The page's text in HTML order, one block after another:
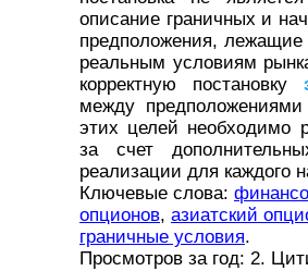
описание граничных и
предположения, лежащие
реальным условиям
корректную постановку
между
этих целей необходимо
за счет
реализации для каждого
Ключевые слова:
опционов, азиатский
граничные условия.
Просмотров за год: 2.